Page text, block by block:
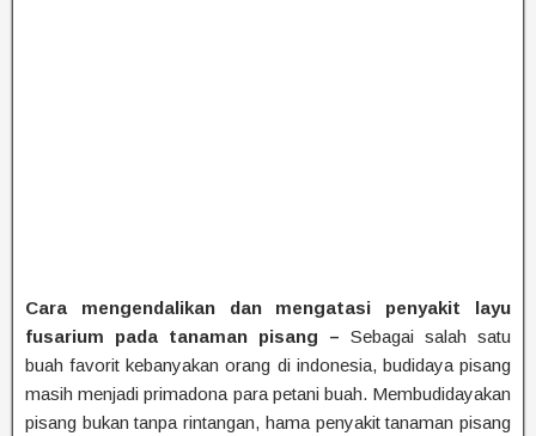
Cara mengendalikan dan mengatasi penyakit layu
fusarium pada tanaman pisang – Sebagai salah satu
buah favorit kebanyakan orang di indonesia, budidaya pisang
masih menjadi primadona para petani buah. Membudidayakan
pisang bukan tanpa rintangan, hama penyakit tanaman pisang